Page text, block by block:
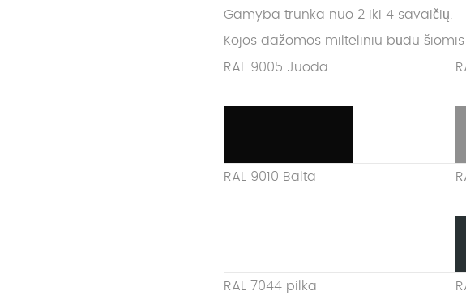
Gamyba trunka nuo 2 iki 4 savaičių.
Kojos dažomos milteliniu būdu
RAL 9005 Juoda
RAL 9010 Balta
RAL 7044 pilka